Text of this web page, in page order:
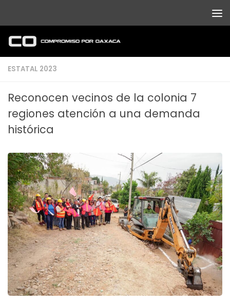
ESTATAL 2023
Reconocen vecinos de la colonia 7
regiones atención a una demanda
histórica